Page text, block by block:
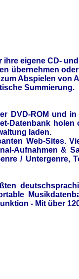
eigene CD-
übernehmen
Abspielen von
Summierung.
DVD-ROM und
Datenbank
laden.
Web-Sites.
Aufnahmen &
/ Untergenre,
- Mit über